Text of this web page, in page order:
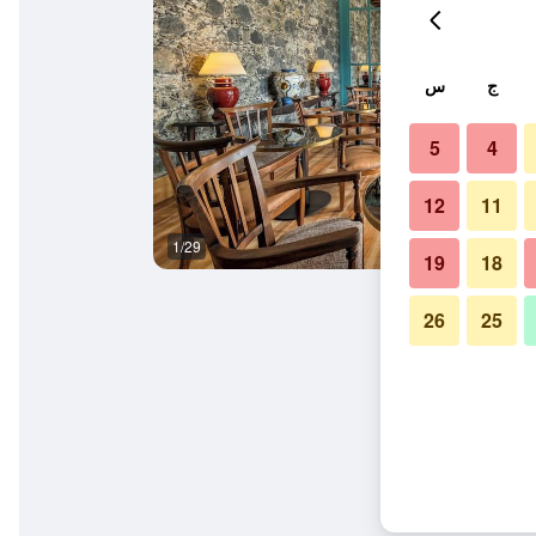
1/29
ج س
4
5
11
12
18
19
25
26